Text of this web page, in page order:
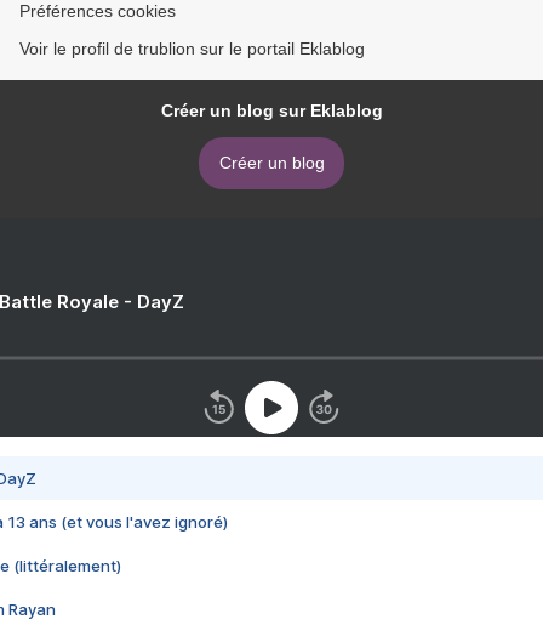
Préférences cookies
Voir le profil de trublion sur le portail Eklablog
Créer un blog sur Eklablog
Créer un blog
Royale - DayZ
13 ans (et vous l'avez ignoré)
(littéralement)
Rayan